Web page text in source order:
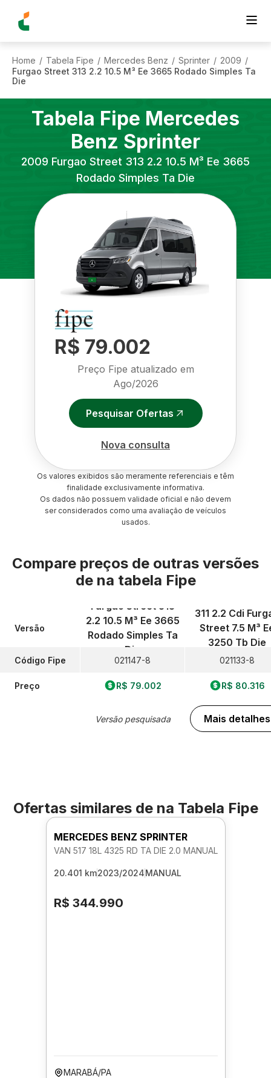
Home / Tabela Fipe / Mercedes Benz / Sprinter / 2009 /
Furgao Street 313 2.2 10.5 M³ Ee 3665 Rodado Simples Ta
Die
Tabela Fipe Mercedes
Benz Sprinter
2009 Furgao Street 313 2.2 10.5 M³ Ee 3665
Rodado Simples Ta Die
R$ 79.002
Preço Fipe atualizado em
Ago/2026
Pesquisar Ofertas
Nova consulta
Os valores exibidos são meramente referenciais e têm
finalidade exclusivamente informativa.
Os dados não possuem validade oficial e não devem
ser considerados como uma avaliação de veículos
usados.
Compare preços de outras versões
de na tabela Fipe
Versão
Código Fipe
Preço
Furgao Street 313
2.2 10.5 M³ Ee 3665
Rodado Simples Ta
Die
021147-8
R$ 79.002
Versão pesquisada
311 2.2 Cdi
Street 7.5 M³
3250 Tb Die
021133-8
R$ 80.316
Mais detalhes
Ofertas similares de na Tabela Fipe
MERCEDES BENZ SPRINTER
VAN 517 18L 4325 RD TA DIE 2.0 MANUAL
20.401 km2023/2024MANUAL
R$ 344.990
MARABÁ/PA